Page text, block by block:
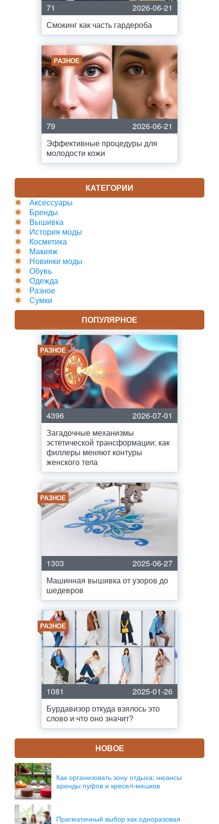
71
2026-06-21
Смокинг как часть гардероба
РАЗНОЕ
79
2026-06-21
Эффективные процедуры для
молодости кожи
КАТЕГОРИИ
Аксессуары
Бренды
Вышивка
История моды
Косметика
Макияж
Новинки моды
Обувь
Одежда
Разное
Сумки
ПОПУЛЯРНОЕ
РАЗНОЕ
4396
2026-07-01
Загадочные механизмы
эстетической трансформации: как
филлеры меняют контуры
женского тела
РАЗНОЕ
1303
2025-06-27
Машинная вышивка от узоров до
шедевров
РАЗНОЕ
1081
2025-01-26
Бурдавизор откуда взялось это
слово и что оно значит?
НОВОЕ
Как организовать зону отдыха: нюансы
аренды пуфов и кресел-мешков
Прагматичный выбор как одноразовая